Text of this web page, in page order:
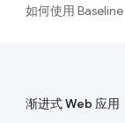
如何使用 Baseline
渐进式 Web 应用